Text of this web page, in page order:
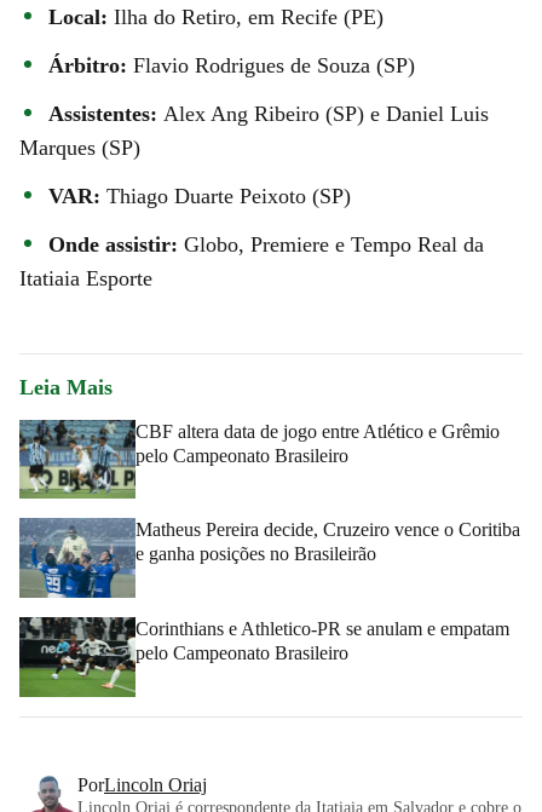
Local: Ilha do Retiro, em Recife (PE)
Árbitro: Flavio Rodrigues de Souza (SP)
Assistentes: Alex Ang Ribeiro (SP) e Daniel Luis
Marques (SP)
VAR: Thiago Duarte Peixoto (SP)
Onde assistir: Globo, Premiere e Tempo Real da
Itatiaia Esporte
Leia Mais
CBF altera data de jogo entre Atlético e Grêmio
pelo Campeonato Brasileiro
Matheus Pereira decide, Cruzeiro vence o Coritiba
e ganha posições no Brasileirão
Corinthians e Athletico-PR se anulam e empatam
pelo Campeonato Brasileiro
PorLincoln Oriaj
Lincoln Oriaj é correspondente da Itatiaia em Salvador e cobre o